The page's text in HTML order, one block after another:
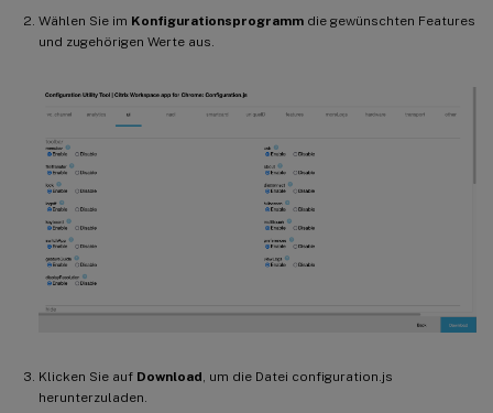
Wählen Sie im Konfigurationsprogramm die gewünschten Features
und zugehörigen Werte aus.
Klicken Sie auf Download , um die Datei configuration.js
herunterzuladen.